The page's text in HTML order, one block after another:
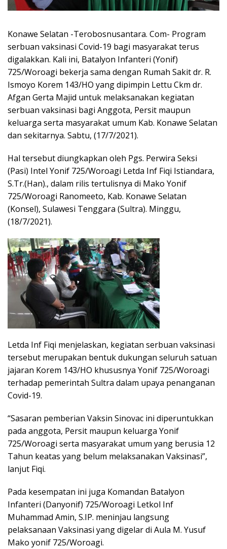
Konawe Selatan -Terobosnusantara. Com- Program
serbuan vaksinasi Covid-19 bagi masyarakat terus
digalakkan. Kali ini, Batalyon Infanteri (Yonif)
725/Woroagi bekerja sama dengan Rumah Sakit dr. R.
Ismoyo Korem 143/HO yang dipimpin Lettu Ckm dr.
Afgan Gerta Majid untuk melaksanakan kegiatan
serbuan vaksinasi bagi Anggota, Persit maupun
keluarga serta masyarakat umum Kab. Konawe Selatan
dan sekitarnya. Sabtu, (17/7/2021).
Hal tersebut diungkapkan oleh Pgs. Perwira Seksi
(Pasi) Intel Yonif 725/Woroagi Letda Inf Fiqi Istiandara,
S.Tr.(Han)., dalam rilis tertulisnya di Mako Yonif
725/Woroagi Ranomeeto, Kab. Konawe Selatan
(Konsel), Sulawesi Tenggara (Sultra). Minggu,
(18/7/2021).
Letda Inf Fiqi menjelaskan, kegiatan serbuan vaksinasi
tersebut merupakan bentuk dukungan seluruh satuan
jajaran Korem 143/HO khususnya Yonif 725/Woroagi
terhadap pemerintah Sultra dalam upaya penanganan
Covid-19.
“Sasaran pemberian Vaksin Sinovac ini diperuntukkan
pada anggota, Persit maupun keluarga Yonif
725/Woroagi serta masyarakat umum yang berusia 12
Tahun keatas yang belum melaksanakan Vaksinasi”,
lanjut Fiqi.
Pada kesempatan ini juga Komandan Batalyon
Infanteri (Danyonif) 725/Woroagi Letkol Inf
Muhammad Amin, S.IP. meninjau langsung
pelaksanaan Vaksinasi yang digelar di Aula M. Yusuf
Mako yonif 725/Woroagi.